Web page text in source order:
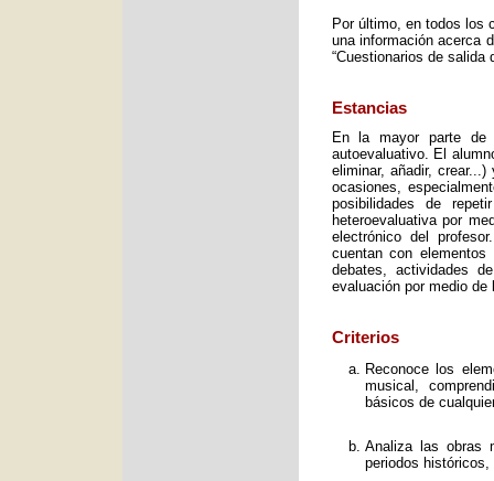
Por último, en todos los
una información acerca
“Cuestionarios de salida
Estancias
En la mayor parte de
autoevaluativo. El
eliminar, añadir,
ocasiones,
posibilidades de
heteroevaluativa por
electrónico del
cuentan con
debates, actividades
evaluación por medio
Criterios
Reconoce los
musical,
básicos de
Analiza las obras
periodos